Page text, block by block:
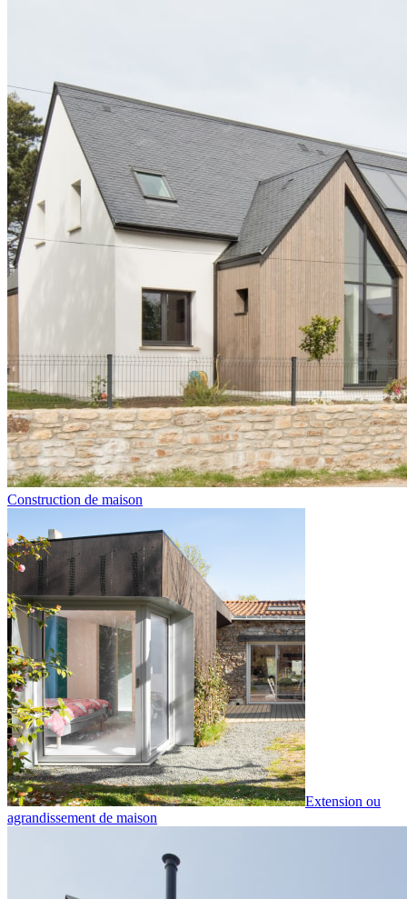
Construction de maison
Extension ou
agrandissement de maison